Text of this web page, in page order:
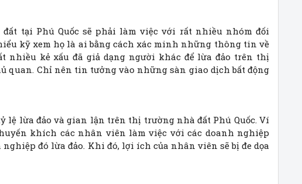
tại Phú Quốc sẽ phải làm việc với rất nhiều nhóm đối
kỹ xem họ là ai bằng cách xác minh những thông tin về
nhiều kẻ xấu đã giả dạng người khác để lừa đảo trên thị
quan. Chỉ nên tin tưởng vào những sàn giao dịch bất động
lừa đảo và gian lận trên thị trường nhà đất Phú Quốc. Ví
khích các nhân viên làm việc với các doanh nghiệp
đó lừa đảo. Khi đó, lợi ích của nhân viên sẽ bị đe dọa